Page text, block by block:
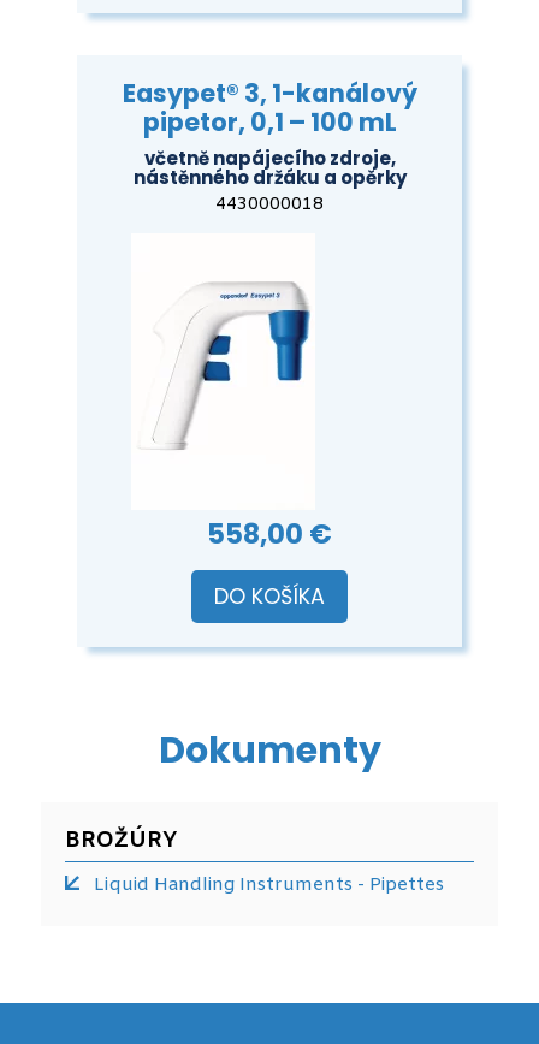
Easypet® 3, 1-kanálový
pipetor, 0,1 – 100 mL
včetně napájecího zdroje,
nástěnného držáku a opěrky
4430000018
558,00 €
DO KOŠÍKA
Dokumenty
BROŽÚRY
Liquid Handling Instruments - Pipettes